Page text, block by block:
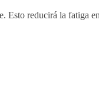
Esto reducirá la fatiga